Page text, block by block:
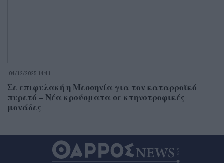
04/12/2025 14:41
Σε επιφυλακή η Μεσσηνία για τον καταρροϊκό
πυρετό – Νέα κρούσματα σε κτηνοτροφικές
μονάδες